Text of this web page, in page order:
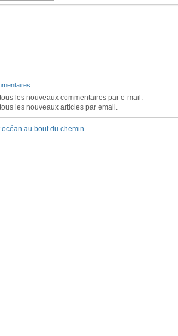
les nouveaux commentaires par e-mail.
les nouveaux articles par email.
au bout du chemin